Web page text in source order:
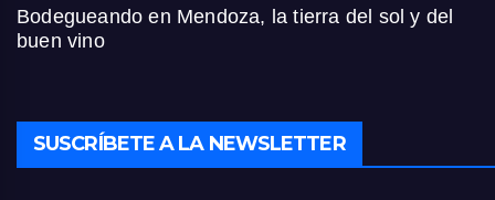
Bodegueando en Mendoza, la tierra del sol y del
buen vino
SUSCRÍBETE A LA NEWSLETTER